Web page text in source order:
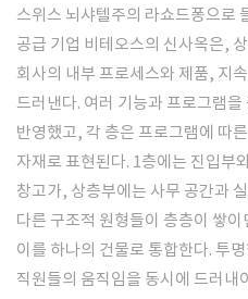
스위스 뇌샤텔주의 라쇼드퐁으로
공급 기업 비테오스의 신사옥은,
회사의 내부 프로세스와 제품, 지
드러낸다. 여러 기능과 프로그램
반영했고, 각 층은 프로그램에 따
자재로 표현된다. 1층에는 진입부
창고가, 상층부에는 사무 공간과
다른 구조적 원형들이 층층이 쌓
이를 하나의 건물로 통합한다. 투
직원들의 움직임을 동시에 드러내